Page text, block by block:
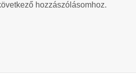
hozzászólásomhoz.